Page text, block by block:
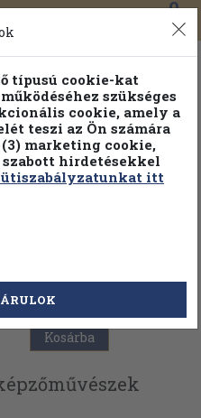
0
kiadványunk közül
Kosárba
típusú cookie-kat
szükséges
cookie, amely a
teszi az Ön számára
(3) marketing cookie,
hirdetésekkel
itt